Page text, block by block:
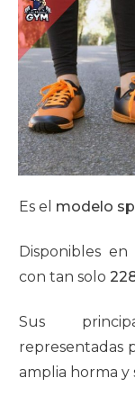
Es el modelo
Disponibles
con tan solo
Sus
representadas
amplia horma